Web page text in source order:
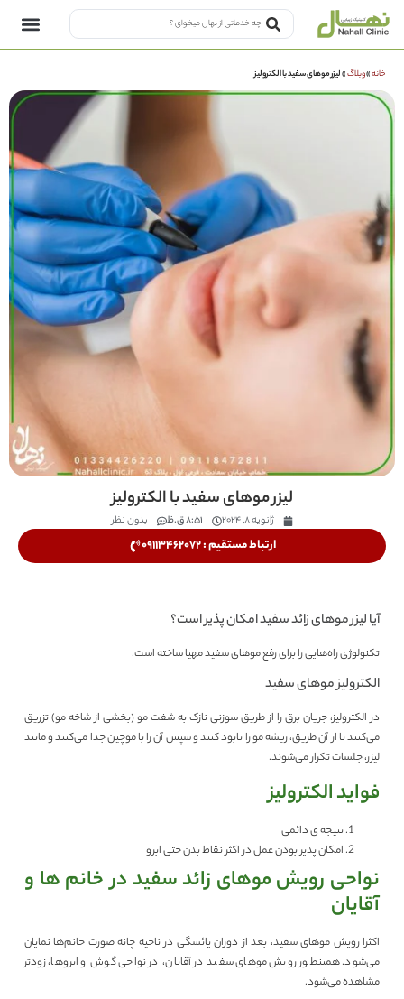
خانه»وبلاگ»لیزر موهای سفید با الکترولیز
لیزر موهای سفید با الکترولیز
ژانویه 8, 2024 8:51 ق.ظ بدون نظر
ارتباط مستقیم : 09113462072
آیا لیزر موهای زائد سفید امکان پذیر است؟
تکنولوژی راه‌هایی را برای رفع موهای سفید مهیا ساخته است.
الکترولیز موهای سفید
در الکترولیز، جریان برق را از طریق سوزنی نازک به شفت مو (بخشی از شاخه مو) تزریق
می‌کنند تا از آن طریق، ریشه مو را نابود کنند و سپس آن را با موچین جدا می‌کنند و مانند
لیزر، جلسات تکرار می‌شوند.
فواید الکترولیز
نتیجه ی دائمی
امکان پذیر بودن عمل در اکثر نقاط بدن حتی ابرو
نواحی رویش موهای زائد سفید در خانم ها و
آقایان
اکثرا رویش موهای سفید، بعد از دوران یائسگی در ناحیه چانه صورت خانم‌ها نمایان
می‌شود. همینطور رویش موهای سفید در آقایان، در نواحی گوش و ابروها، زودتر
مشاهده می‌شود.